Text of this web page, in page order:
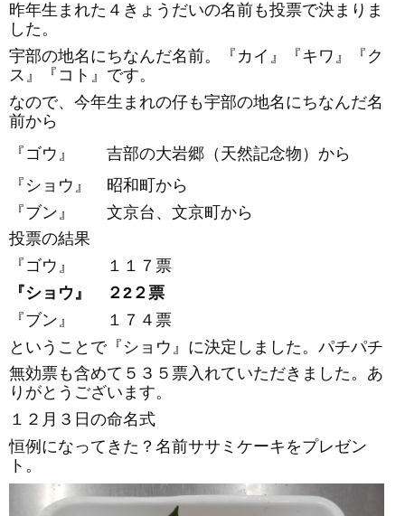
昨年生まれた４きょうだいの名前も投票で決まりま
した。
宇部の地名にちなんだ名前。『カイ』『キワ』『ク
ス』『コト』です。
なので、今年生まれの仔も宇部の地名にちなんだ名
前から
『ゴウ』 吉部の大岩郷（天然記念物）から
『ショウ』 昭和町から
『ブン』 文京台、文京町から
投票の結果
『ゴウ』 １１７票
『ショウ』 ２2２票
『ブン』 １７４票
ということで『ショウ』に決定しました。パチパチ
無効票も含めて５３５票入れていただきました。あ
りがとうございます。
１２月３日の命名式
恒例になってきた？名前ササミケーキをプレゼン
ト。